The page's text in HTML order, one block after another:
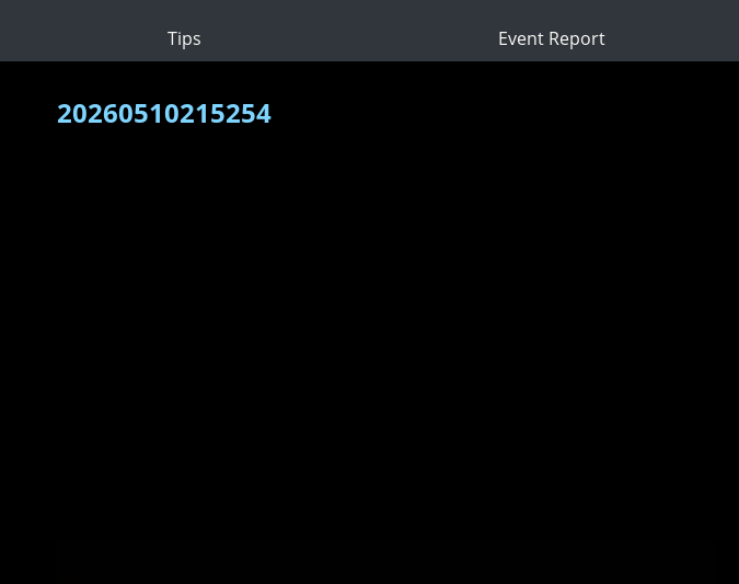
Tips
Event Report
20260510215254